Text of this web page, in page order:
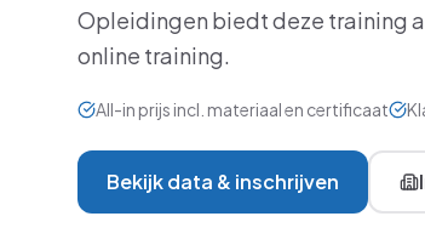
AI
Opleidingen biedt deze training
online training.
All-in prijs incl. materiaal en certificaat
Bekijk data & inschrijven